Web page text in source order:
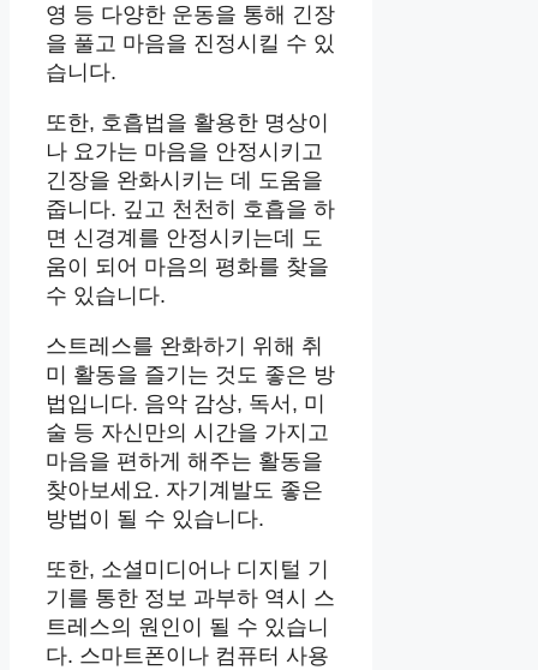
영 등 다양한 운동을 통해 긴장
을 풀고 마음을 진정시킬 수 있
습니다.
또한, 호흡법을 활용한 명상이
나 요가는 마음을 안정시키고
긴장을 완화시키는 데 도움을
줍니다. 깊고 천천히 호흡을 하
면 신경계를 안정시키는데 도
움이 되어 마음의 평화를 찾을
수 있습니다.
스트레스를 완화하기 위해 취
미 활동을 즐기는 것도 좋은 방
법입니다. 음악 감상, 독서, 미
술 등 자신만의 시간을 가지고
마음을 편하게 해주는 활동을
찾아보세요. 자기계발도 좋은
방법이 될 수 있습니다.
또한, 소셜미디어나 디지털 기
기를 통한 정보 과부하 역시 스
트레스의 원인이 될 수 있습니
다. 스마트폰이나 컴퓨터 사용